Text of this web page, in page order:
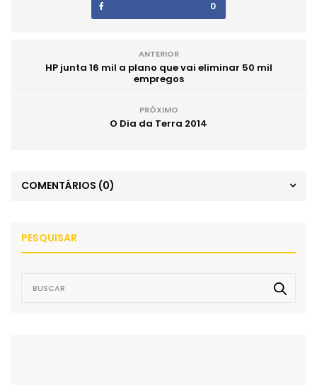
0
ANTERIOR
HP junta 16 mil a plano que vai eliminar 50 mil
empregos
PRÓXIMO
O Dia da Terra 2014
COMENTÁRIOS (0)
PESQUISAR